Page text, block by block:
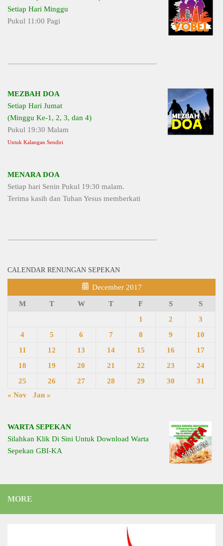
Setiap Hari Minggu
Pukul 11:00 Pagi
MEZBAH DOA
Setiap Hari Jumat
(Minggu Ke-1, 2, 3, dan 4)
Pukul 19:30 Malam
Untuk Kalangan Sendiri
MENARA DOA
Setiap hari Senin Pukul 19:30 malam.
Terima kasih dan Tuhan Yesus memberkati
CALENDAR RENUNGAN SEPEKAN
December 2017
M T W T F S
S
1
2
3
4
5 6 7 8 9
10
11
12 13 14 15 16
17
18
19 20 21 22 23
24
25
26 27 28 29 30
31
« Nov
Jan »
WARTA SEPEKAN
Silahkan Klik Di Sini Untuk Download Warta
Sepekan GBI-KA
MORE